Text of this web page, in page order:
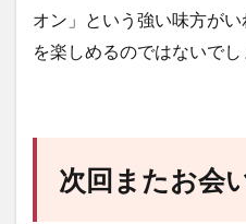
オン」という強い味方が
を楽しめるのではないでし
次回またお会